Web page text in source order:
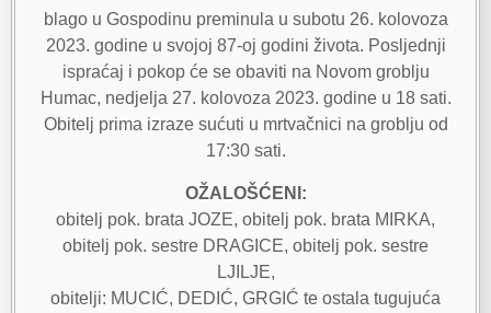
blago u Gospodinu preminula u subotu 26. kolovoza
2023. godine u svojoj 87-oj godini života. Posljednji
ispraćaj i pokop će se obaviti na Novom groblju
Humac, nedjelja 27. kolovoza 2023. godine u 18 sati.
Obitelj prima izraze sućuti u mrtvačnici na groblju od
17:30 sati.
OŽALOŠĆENI:
obitelj pok. brata JOZE, obitelj pok. brata MIRKA,
obitelj pok. sestre DRAGICE, obitelj pok. sestre
LJILJE,
obitelji: MUCIĆ, DEDIĆ, GRGIĆ te ostala tugujuća